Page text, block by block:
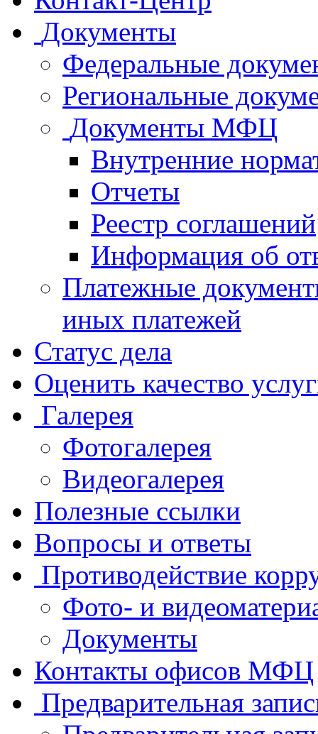
Документы
Федеральные
Региональные
Документы МФЦ
Внутренние
Отчеты
Реестр соглашений
Информация об
Платежные
иных платежей
Статус дела
Оценить качество
Галерея
Фотогалерея
Видеогалерея
Полезные ссылки
Вопросы и ответы
Противодействие
Фото- и
Документы
Контакты офисов МФЦ
Предварительная